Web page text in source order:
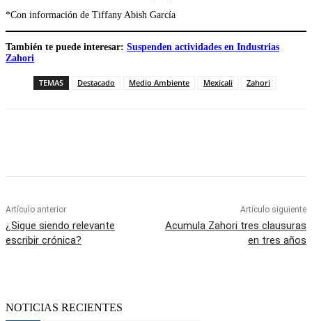
*Con información de Tiffany Abish García
También te puede interesar: Suspenden actividades en Industrias
Zahori
TEMAS Destacado Medio Ambiente Mexicali Zahori
Artículo anterior
¿Sigue siendo relevante
escribir crónica?
Artículo siguiente
Acumula Zahori tres clausuras
en tres años
NOTICIAS RECIENTES